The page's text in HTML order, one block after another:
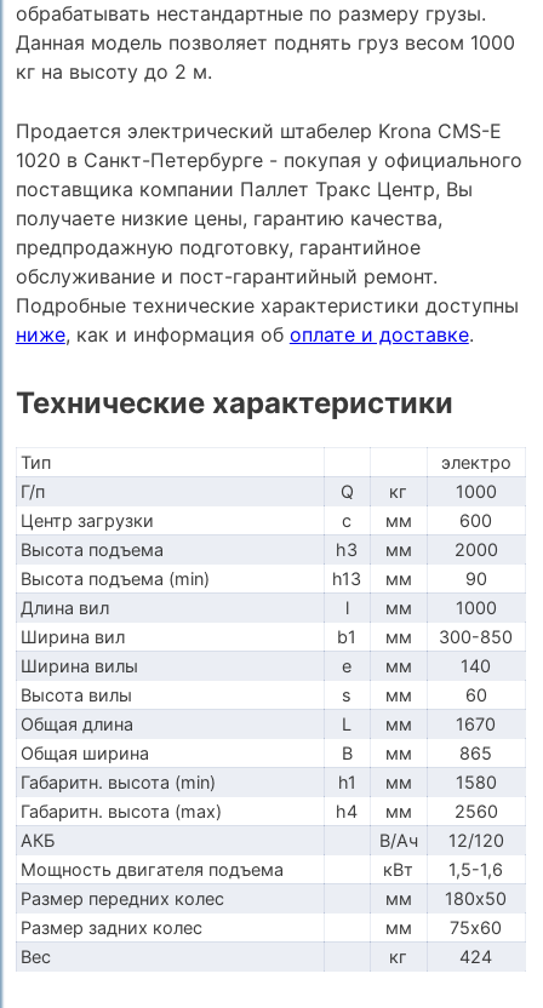
обрабатывать нестандартные по размеру грузы.
Данная модель позволяет поднять груз весом 1000
кг на высоту до 2 м.
Продается электрический штабелер Krona CMS-E
1020 в Санкт-Петербурге - покупая у официального
поставщика компании Паллет Тракс Центр, Вы
получаете низкие цены, гарантию качества,
предпродажную подготовку, гарантийное
обслуживание и пост-гарантийный ремонт.
Подробные технические характеристики доступны
ниже, как и информация об оплате и доставке.
Технические характеристики
Тип
электро
Г/п
Q кг
1000
Центр загрузки
c мм
600
Высота подъема
h3 мм
2000
Высота подъема (min)
h13 мм
90
Длина вил
l мм
1000
Ширина вил
b1 мм
300-850
Ширина вилы
e мм
140
Высота вилы
s мм
60
Общая длина
L мм
1670
Общая ширина
B мм
865
Габаритн. высота (min)
h1 мм
1580
Габаритн. высота (max)
h4 мм
2560
АКБ
В/Ач
12/120
Мощность двигателя подъема
кВт
1,5-1,6
Размер передних колес
мм
180х50
Размер задних колес
мм
75х60
Вес
кг 424